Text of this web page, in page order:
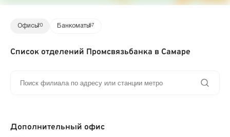
Офисы20 Банкоматы67
Список отделений Промсвязьбанка в Самаре
Дополнительный офис